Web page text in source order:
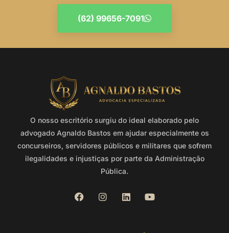
(62) 99656-7091
O nosso escritório surgiu do ideal elaborado pelo
advogado Agnaldo Bastos em ajudar especialmente os
concurseiros, servidores públicos e militares que sofrem
ilegalidades e injustiças por parte da Administração
Pública.